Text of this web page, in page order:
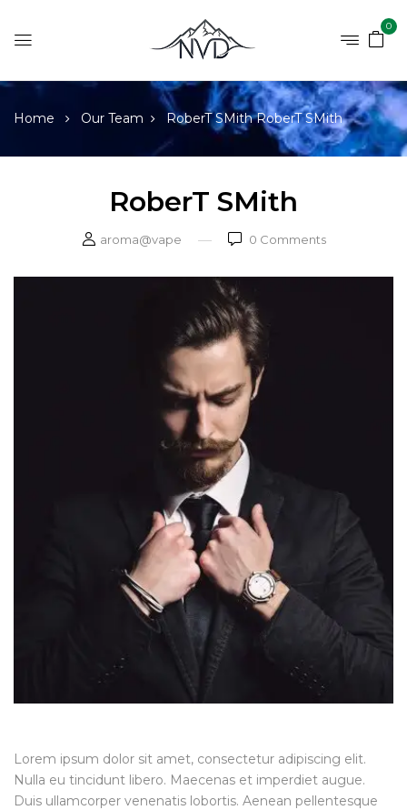
0
Home Our Team RoberT SMith RoberT SMith
RoberT SMith
aroma@vape 0 Comments
Lorem ipsum dolor sit amet, consectetur adipiscing elit.
Nulla eu tincidunt libero. Maecenas et imperdiet augue.
Duis ullamcorper venenatis lobortis. Aenean pellentesque